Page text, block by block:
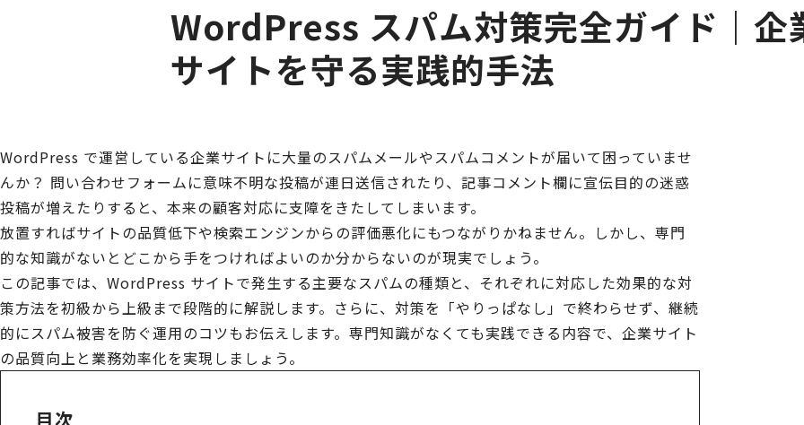
WordPress スパム対策完全ガイド｜企
サイトを守る実践的手法
WordPress で運営している企業サイトに大量のスパムメールやスパムコメントが届いて困っていませ
んか？ 問い合わせフォームに意味不明な投稿が連日送信されたり、記事コメント欄に宣伝目的の迷惑
投稿が増えたりすると、本来の顧客対応に支障をきたしてしまいます。
放置すればサイトの品質低下や検索エンジンからの評価悪化にもつながりかねません。しかし、専門
的な知識がないとどこから手をつければよいのか分からないのが現実でしょう。
この記事では、WordPress サイトで発生する主要なスパムの種類と、それぞれに対応した効果的な対
策方法を初級から上級まで段階的に解説します。さらに、対策を「やりっぱなし」で終わらせず、継続
的にスパム被害を防ぐ運用のコツもお伝えします。専門知識がなくても実践できる内容で、企業サイト
の品質向上と業務効率化を実現しましょう。
目次